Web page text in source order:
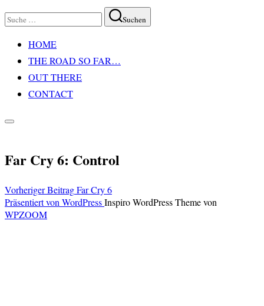
Suchen
nach:
Suchen
Zum
springen
HOME
THE ROAD SO FAR…
OUT THERE
CONTACT
Seitenleiste
umschalten
Far Cry 6: Control
Beitragsnavigation
Vorheriger
Beitrag
Vorheriger BeitragFar Cry 6
Präsentiert von WordPressInspiro WordPress Theme von
WPZOOM